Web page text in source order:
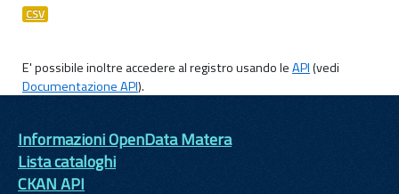
CSV
E' possibile inoltre accedere al registro usando leAPI(vedi
Documentazione API).
Informazioni OpenData Matera
Lista cataloghi
CKAN API